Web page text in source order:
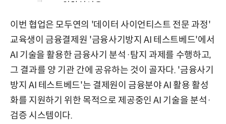
이번 협업은 모두연의 '데이터 사이언티스트 전문 과정'
교육생이 금융결제원 '금융사기방지 AI 테스트베드'에서
AI 기술을 활용한 금융사기 분석·탐지 과제를 수행하고,
그 결과를 양 기관 간에 공유하는 것이 골자다. '금융사기
방지 AI 테스트베드'는 결제원이 금융분야 AI 활용 활성
화를 지원하기 위한 목적으로 제공중인 AI 기술을 분석·
검증 시스템이다.